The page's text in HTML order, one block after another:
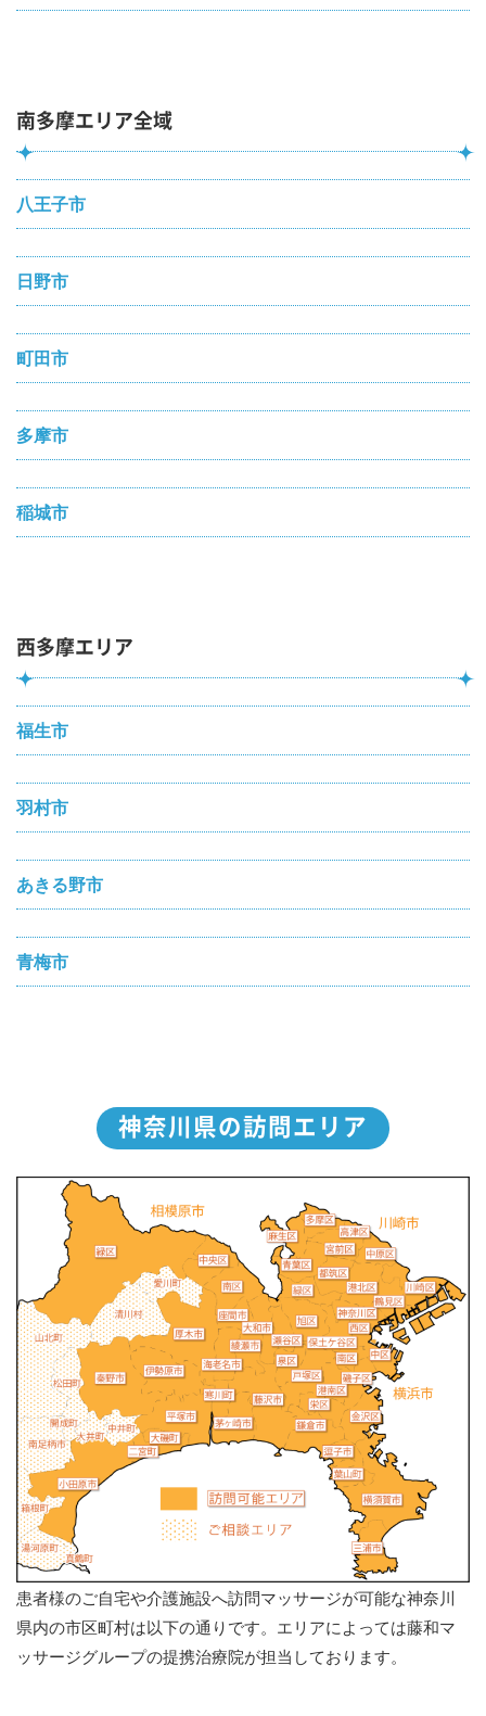
南多摩エリア全域
八王子市
日野市
町田市
多摩市
稲城市
西多摩エリア
福生市
羽村市
あきる野市
青梅市
神奈川県の訪問エリア
患者様のご自宅や介護施設へ訪問マッサージが可能な神奈川
県内の市区町村は以下の通りです。エリアによっては藤和マ
ッサージグループの提携治療院が担当しております。